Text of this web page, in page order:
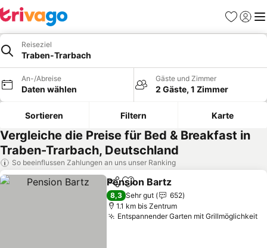
Favoriten
Reiseziel
Traben-Trarbach
An-/Abreise
Daten wählen
Gäste und Zimmer
2 Gäste, 1 Zimmer
Sortieren Filtern Karte
Vergleiche die Preise für Bed & Breakfast in
Traben-Trarbach, Deutschland
So beeinflussen Zahlungen an uns unser Ranking
TeilenZu Favoriten hinzufügen
Pension Bartz
8,3 Sehr gut
652
1.1 km bis Zentrum
Entspannender Garten mit Grillmöglichkeit